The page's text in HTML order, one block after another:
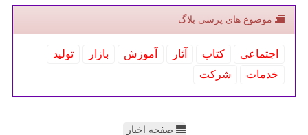
موضوع های پرسی بلاگ
اجتماعی كتاب آثار آموزش بازار
تولید
خدمات
شركت
صفحه اخبار